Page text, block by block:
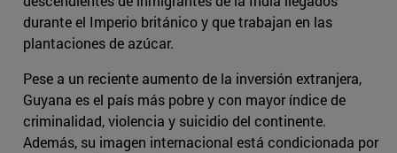
durante el Imperio británico y que trabajan en las
plantaciones de azúcar.
Pese a un reciente aumento de la inversión extranjera,
Guyana es el país más pobre y con mayor índice de
criminalidad, violencia y suicidio del continente.
Además, su imagen internacional está condicionada por